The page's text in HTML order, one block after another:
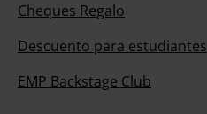
Cheques Regalo
Descuento para estudiantes
EMP Backstage Club